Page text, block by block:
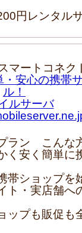
円レンタル
マートコネク
・安心の携帯
ル！
ルサーバ
ラン こんな
く安く簡単に
帯ショップを
ト・実店舗へ
ップも販促も